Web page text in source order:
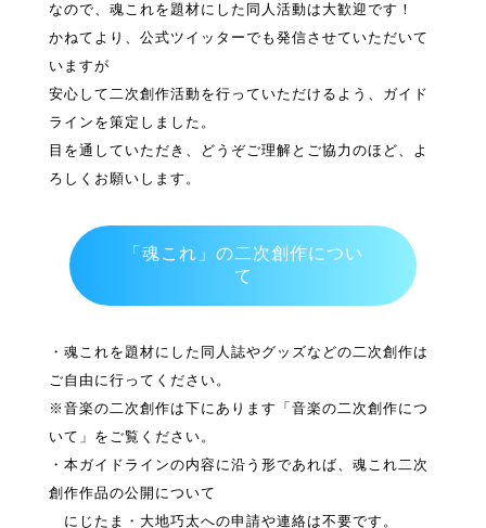
なので、魂これを題材にした同人活動は大歓迎です！
かねてより、公式ツイッターでも発信させていただいて
いますが
安心して二次創作活動を行っていただけるよう、ガイド
ラインを策定しました。
目を通していただき、どうぞご理解とご協力のほど、よ
ろしくお願いします。
「魂これ」の二次創作につい
て
・魂これを題材にした同人誌やグッズなどの二次創作は
ご自由に行ってください。
※音楽の二次創作は下にあります「音楽の二次創作につ
いて」をご覧ください。
・本ガイドラインの内容に沿う形であれば、魂これ二次
創作作品の公開について
にじたま・大地巧太への申請や連絡は不要です。